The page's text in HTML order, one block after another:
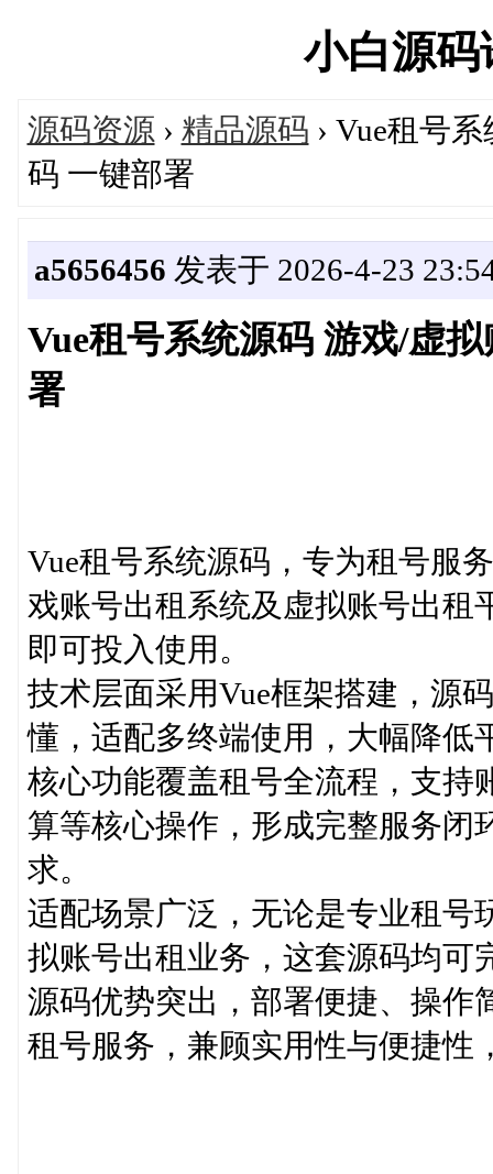
小白源
源码资源 › 精品源码 › Vue租号
码 一键部署
a5656456 发表于 2026-4-23
Vue租号系统源码 游戏/虚
署
Vue租号系统源码，专为租号服
戏账号出租系统及虚拟账号出租
即可投入使用。
技术层面采用Vue框架搭建，源
懂，适配多终端使用，大幅降低
核心功能覆盖租号全流程，支持
算等核心操作，形成完整服务闭
求。
适配场景广泛，无论是专业租号
拟账号出租业务，这套源码均可
源码优势突出，部署便捷、操作
租号服务，兼顾实用性与便捷性